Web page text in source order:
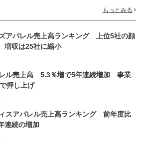
もっとみる
アパレル売上高ランキング 上位5社の顔
増収は25社に縮小
ル売上高 5.3％増で5年連続増加 事業
押し上げ
スアパレル売上高ランキング 前年度比
連続の増加